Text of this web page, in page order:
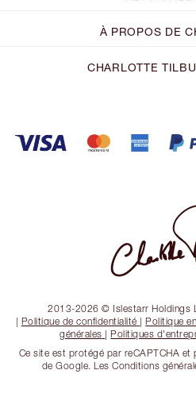
À PROPOS DE
CHARLOTTE
2013-2026 © Islestarr Holdings
| Politique de confidentialité |Politique
générales |Politiques
Ce site est protégé par reCAPTCHA et
de Google. Les Conditions